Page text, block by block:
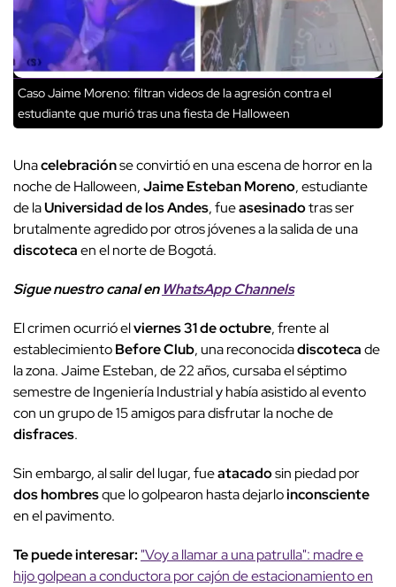
Caso Jaime Moreno: filtran videos de la agresión contra el
estudiante que murió tras una fiesta de Halloween
Unacelebraciónse convirtió en una escena de horror en la
noche de Halloween,Jaime Esteban Moreno, estudiante
de laUniversidad de los Andes, fueasesinadotras ser
brutalmente agredido por otros jóvenes a la salida de una
discotecaen el norte de Bogotá.
Sigue nuestro canal en WhatsApp Channels
El crimen ocurrió elviernes 31 de octubre, frente al
establecimientoBefore Club, una reconocidadiscotecade
la zona. Jaime Esteban, de 22 años, cursaba el séptimo
semestre de Ingeniería Industrial y había asistido al evento
con un grupo de 15 amigos para disfrutar la noche de
disfraces.
Sin embargo, al salir del lugar, fueatacadosin piedad por
dos hombresque lo golpearon hasta dejarloinconsciente
en el pavimento.
Te puede interesar: "Voy a llamar a una patrulla": madre e
hijo golpean a conductora por cajón de estacionamiento en